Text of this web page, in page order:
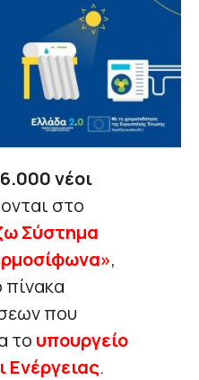
6.000 νέοι
στο
Σύστημα
,
που
το υπουργείο
Ενέργειας.